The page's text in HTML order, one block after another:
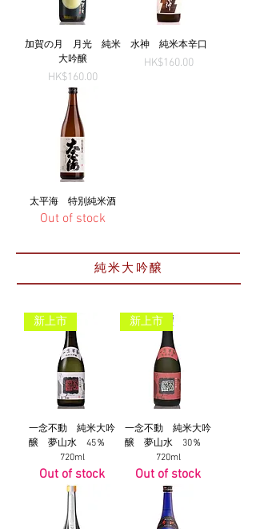
加賀の月 月光 純米
大吟醸
Price
HK$160.00
水神 純米本辛口
Price
HK$160.00
太平海 特別純米酒
Out of stock
純米大吟醸
新上市
一念不動 純米大吟
醸 夢山水 45％
720ml
Out of stock
新上市
一念不動 純米大吟
醸 夢山水 30％
720ml
Out of stock